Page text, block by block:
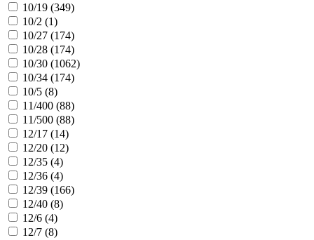
10/19 (349)
10/2 (1)
10/27 (174)
10/28 (174)
10/30 (1062)
10/34 (174)
10/5 (8)
11/400 (88)
11/500 (88)
12/17 (14)
12/20 (12)
12/35 (4)
12/36 (4)
12/39 (166)
12/40 (8)
12/6 (4)
12/7 (8)